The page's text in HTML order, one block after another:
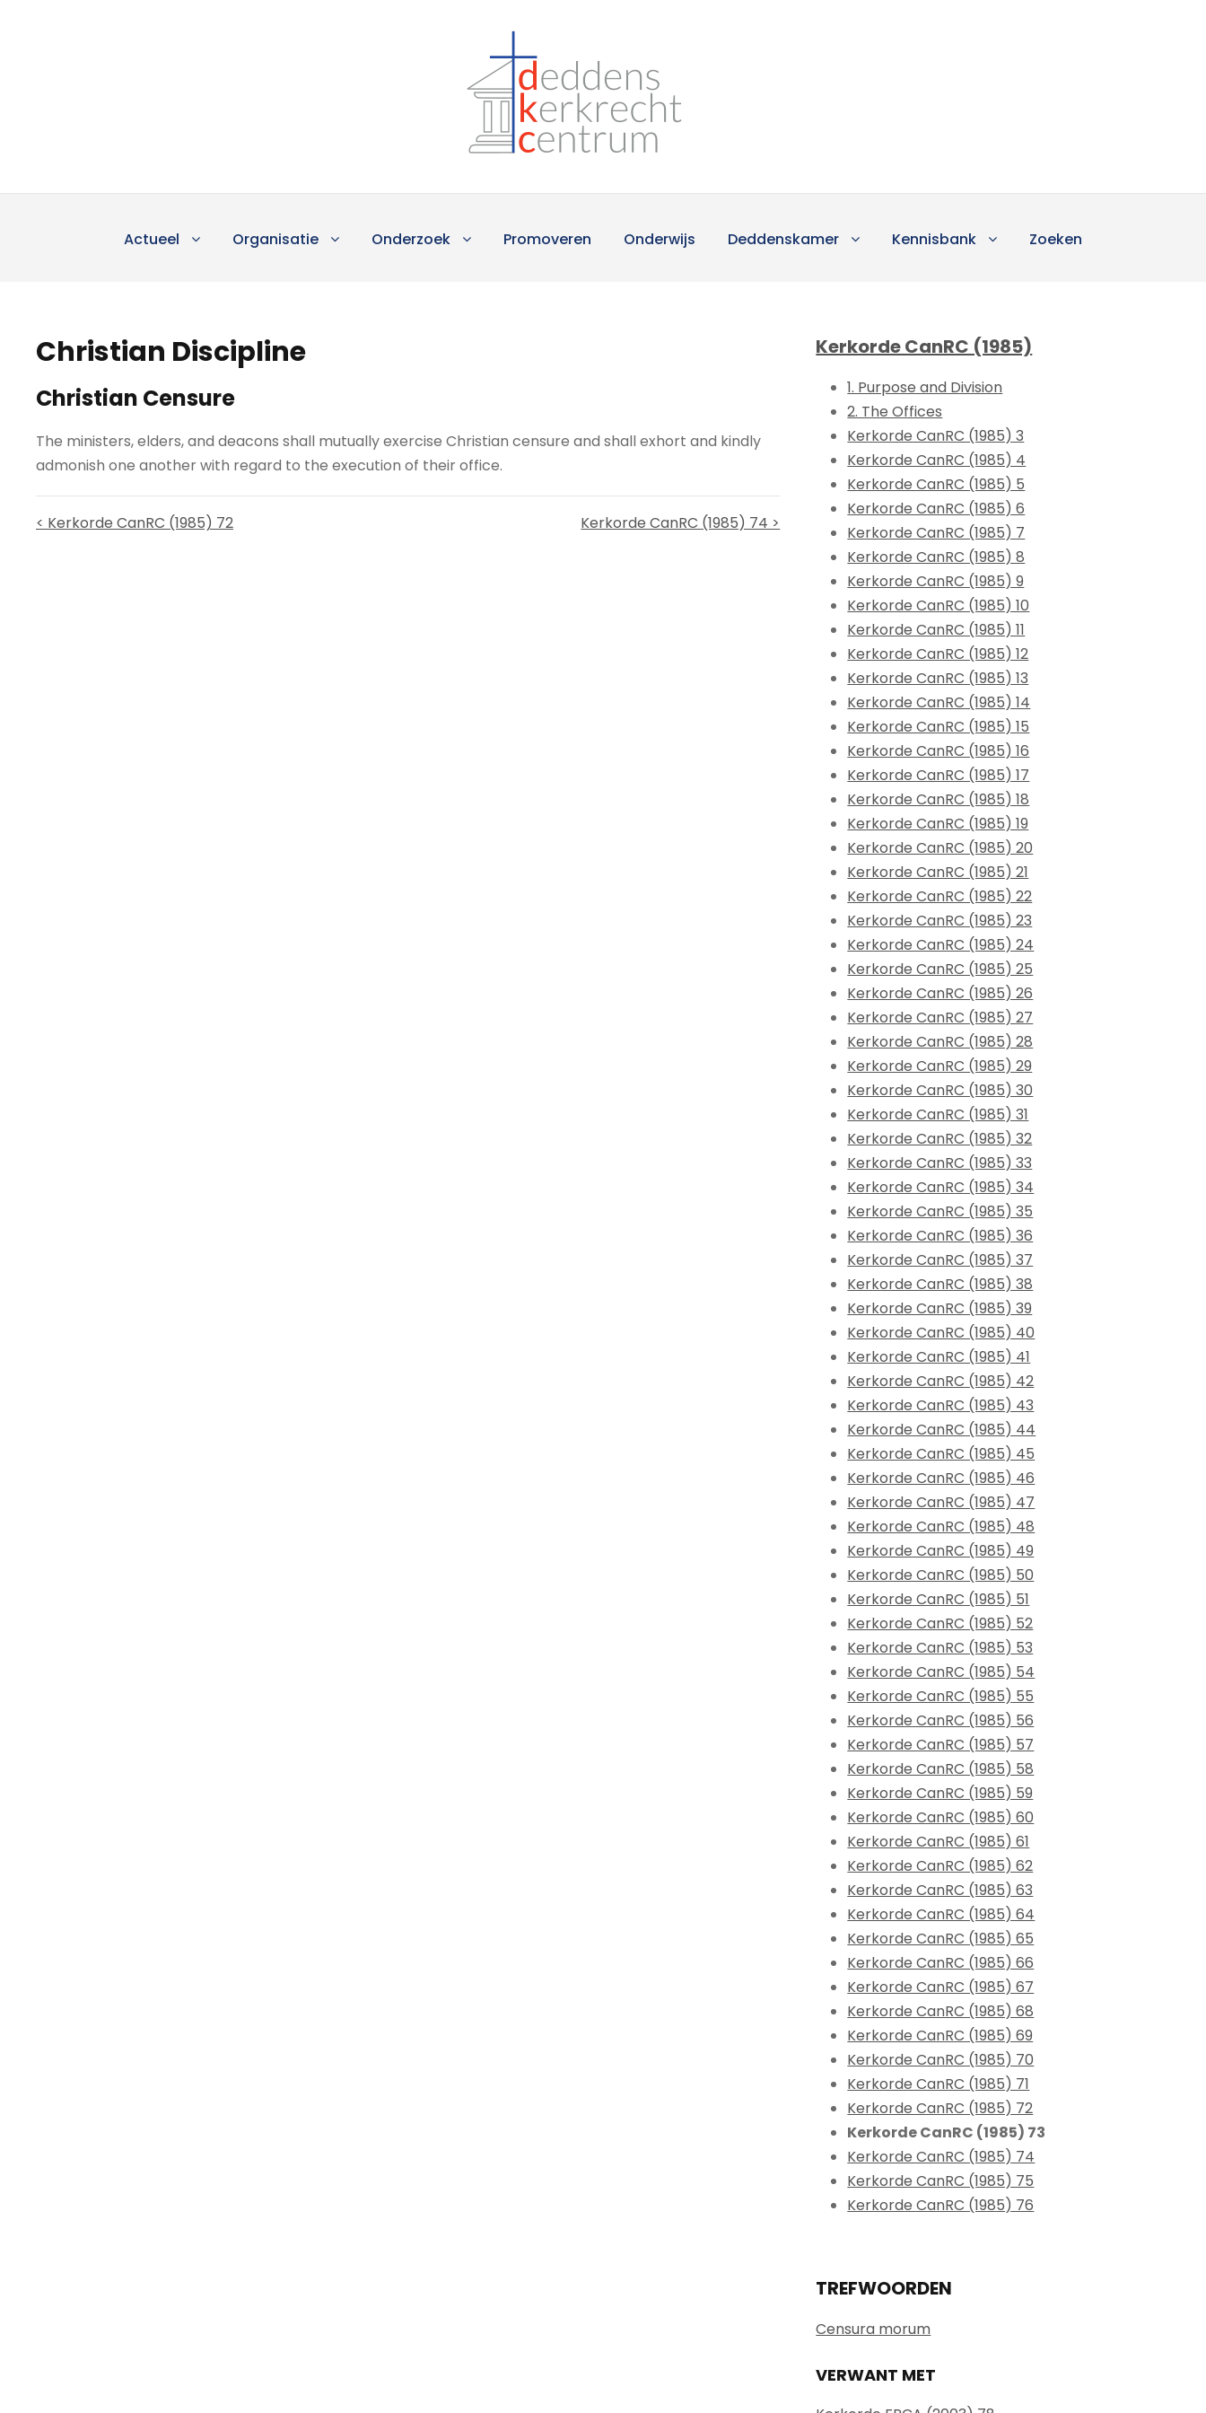
Actueel Organisatie Onderzoek Promoveren Onderwijs Deddenskamer Kennisbank Zoeken
Christian Discipline
Christian Censure
The ministers, elders, and deacons shall mutually exercise Christian censure and shall exhort and kindly
admonish one another with regard to the execution of their office.
< Kerkorde CanRC (1985) 72 Kerkorde CanRC (1985) 74 >
Kerkorde CanRC (1985)
1. Purpose and Division
2. The Offices
Kerkorde CanRC (1985) 3
Kerkorde CanRC (1985) 4
Kerkorde CanRC (1985) 5
Kerkorde CanRC (1985) 6
Kerkorde CanRC (1985) 7
Kerkorde CanRC (1985) 8
Kerkorde CanRC (1985) 9
Kerkorde CanRC (1985) 10
Kerkorde CanRC (1985) 11
Kerkorde CanRC (1985) 12
Kerkorde CanRC (1985) 13
Kerkorde CanRC (1985) 14
Kerkorde CanRC (1985) 15
Kerkorde CanRC (1985) 16
Kerkorde CanRC (1985) 17
Kerkorde CanRC (1985) 18
Kerkorde CanRC (1985) 19
Kerkorde CanRC (1985) 20
Kerkorde CanRC (1985) 21
Kerkorde CanRC (1985) 22
Kerkorde CanRC (1985) 23
Kerkorde CanRC (1985) 24
Kerkorde CanRC (1985) 25
Kerkorde CanRC (1985) 26
Kerkorde CanRC (1985) 27
Kerkorde CanRC (1985) 28
Kerkorde CanRC (1985) 29
Kerkorde CanRC (1985) 30
Kerkorde CanRC (1985) 31
Kerkorde CanRC (1985) 32
Kerkorde CanRC (1985) 33
Kerkorde CanRC (1985) 34
Kerkorde CanRC (1985) 35
Kerkorde CanRC (1985) 36
Kerkorde CanRC (1985) 37
Kerkorde CanRC (1985) 38
Kerkorde CanRC (1985) 39
Kerkorde CanRC (1985) 40
Kerkorde CanRC (1985) 41
Kerkorde CanRC (1985) 42
Kerkorde CanRC (1985) 43
Kerkorde CanRC (1985) 44
Kerkorde CanRC (1985) 45
Kerkorde CanRC (1985) 46
Kerkorde CanRC (1985) 47
Kerkorde CanRC (1985) 48
Kerkorde CanRC (1985) 49
Kerkorde CanRC (1985) 50
Kerkorde CanRC (1985) 51
Kerkorde CanRC (1985) 52
Kerkorde CanRC (1985) 53
Kerkorde CanRC (1985) 54
Kerkorde CanRC (1985) 55
Kerkorde CanRC (1985) 56
Kerkorde CanRC (1985) 57
Kerkorde CanRC (1985) 58
Kerkorde CanRC (1985) 59
Kerkorde CanRC (1985) 60
Kerkorde CanRC (1985) 61
Kerkorde CanRC (1985) 62
Kerkorde CanRC (1985) 63
Kerkorde CanRC (1985) 64
Kerkorde CanRC (1985) 65
Kerkorde CanRC (1985) 66
Kerkorde CanRC (1985) 67
Kerkorde CanRC (1985) 68
Kerkorde CanRC (1985) 69
Kerkorde CanRC (1985) 70
Kerkorde CanRC (1985) 71
Kerkorde CanRC (1985) 72
Kerkorde CanRC (1985) 73
Kerkorde CanRC (1985) 74
Kerkorde CanRC (1985) 75
Kerkorde CanRC (1985) 76
TREFWOORDEN
Censura morum
VERWANT MET